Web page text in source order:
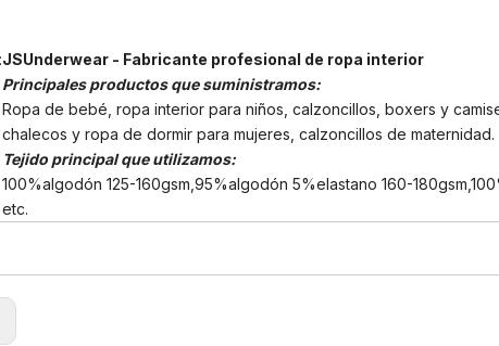
JSUnderwear - Fabricante profesional de ropa interior
Principales productos que suministramos:
Ropa de bebé, ropa interior para niños, calzoncillos, boxers y
chalecos y ropa de dormir para mujeres, calzoncillos de maternidad.
Tejido principal que utilizamos:
100%algodón 125-160gsm,95%algodón 5%elastano 160-
etc.